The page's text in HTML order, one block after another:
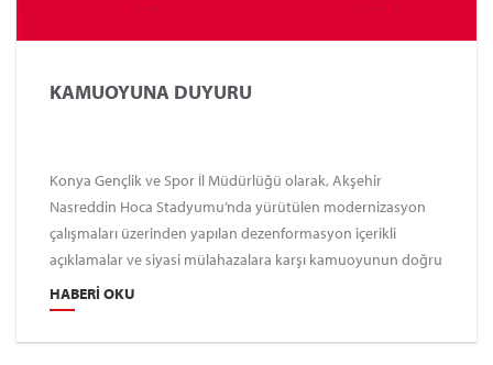
KAMUOYUNA DUYURU
Konya Gençlik ve Spor İl Müdürlüğü olarak, Akşehir
Nasreddin Hoca Stadyumu’nda yürütülen modernizasyon
çalışmaları üzerinden yapılan dezenformasyon içerikli
açıklamalar ve siyasi mülahazalara karşı kamuoyunun doğru
bilgilendirilmesi zarureti hasıl olmuştur.
HABERI OKU